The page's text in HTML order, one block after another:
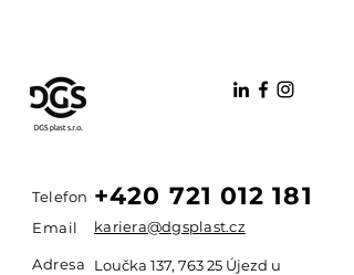
Telefon +420 721 012 181
Email kariera@dgsplast.cz
Adresa
Loučka 137, 763 25 Újezd u